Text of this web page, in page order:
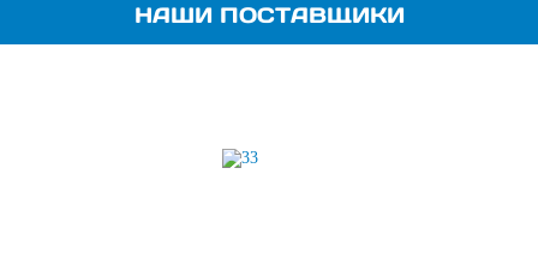
НАШИ ПОСТАВЩИКИ